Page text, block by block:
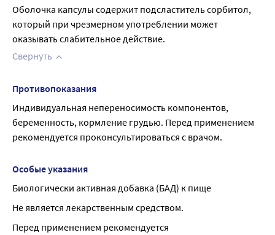
Оболочка капсулы содержит подсластитель сорбитол,
который при чрезмерном употреблении может
оказывать слабительное действие.
Свернуть
Противопоказания
Индивидуальная непереносимость компонентов,
беременность, кормление грудью. Перед применением
рекомендуется проконсультироваться с врачом.
Особые указания
Биологически активная добавка (БАД) к пище
Не является лекарственным средством.
Перед применением рекомендуется